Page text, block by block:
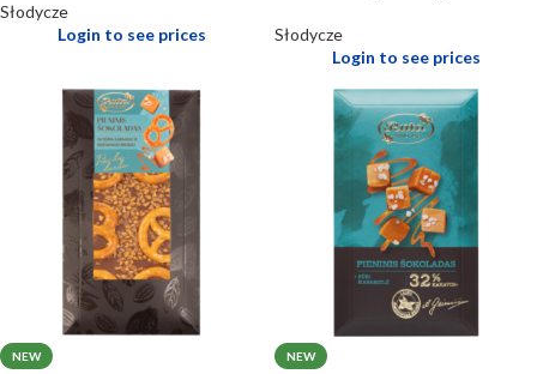
Słodycze
Login to see prices
Słodycze
Login to see prices
NEW
NEW